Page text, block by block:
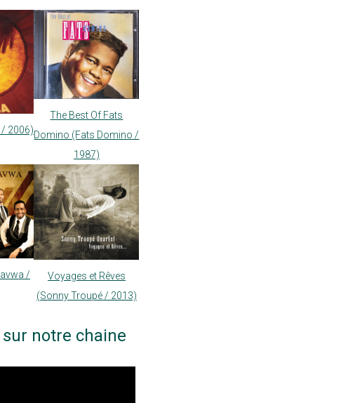
2006)
The Best Of Fats
Domino (Fats Domino /
1987)
/
Voyages et Rêves
(Sonny Troupé / 2013)
notre chaine